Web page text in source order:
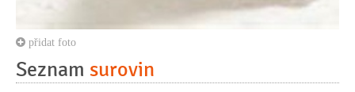
přidat foto
Seznam surovin